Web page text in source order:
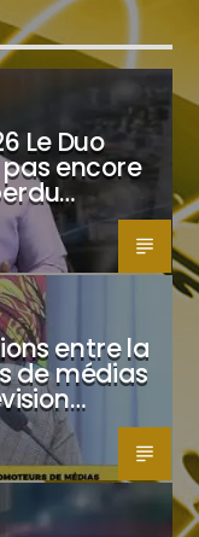
Le Duo
pas encore
entre la
de médias